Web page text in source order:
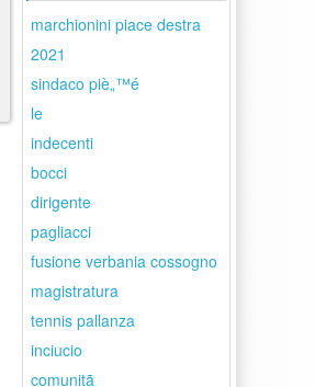
marchionini piace destra
2021
sindaco piè„™é
le
indecenti
bocci
dirigente
pagliacci
fusione verbania cossogno
magistratura
tennis pallanza
inciucio
comunitã